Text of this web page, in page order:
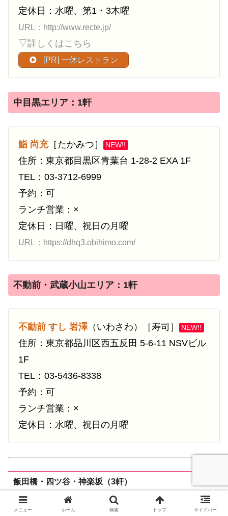
定休日：水曜、第1・3木曜
URL：http://www.recte.jp/
▽詳しくはこちら
[PR] 一休レストラン
中目黒エリア：1軒
鮨 尚充［たかみつ］ NEW!!
住所：東京都目黒区青葉台 1-28-2 EXA 1F
TEL：03-3712-6999
予約：可
ランチ営業：×
定休日：日曜、祝日の月曜
URL：https://dhq3.obihimo.com/
不動前・武蔵小山エリア：1軒
不動前 すし 岩澤（いわさわ）［寿司］ NEW!!
住所：東京都品川区西五反田 5-6-11 NSVビル
1F
TEL：03-5436-8338
予約：可
ランチ営業：×
定休日：水曜、祝日の月曜
飯田橋・四ツ谷・神楽坂（3軒）
四谷（四ツ谷）エリア：3軒
メニュー ホーム 検索 トップ サイドバー